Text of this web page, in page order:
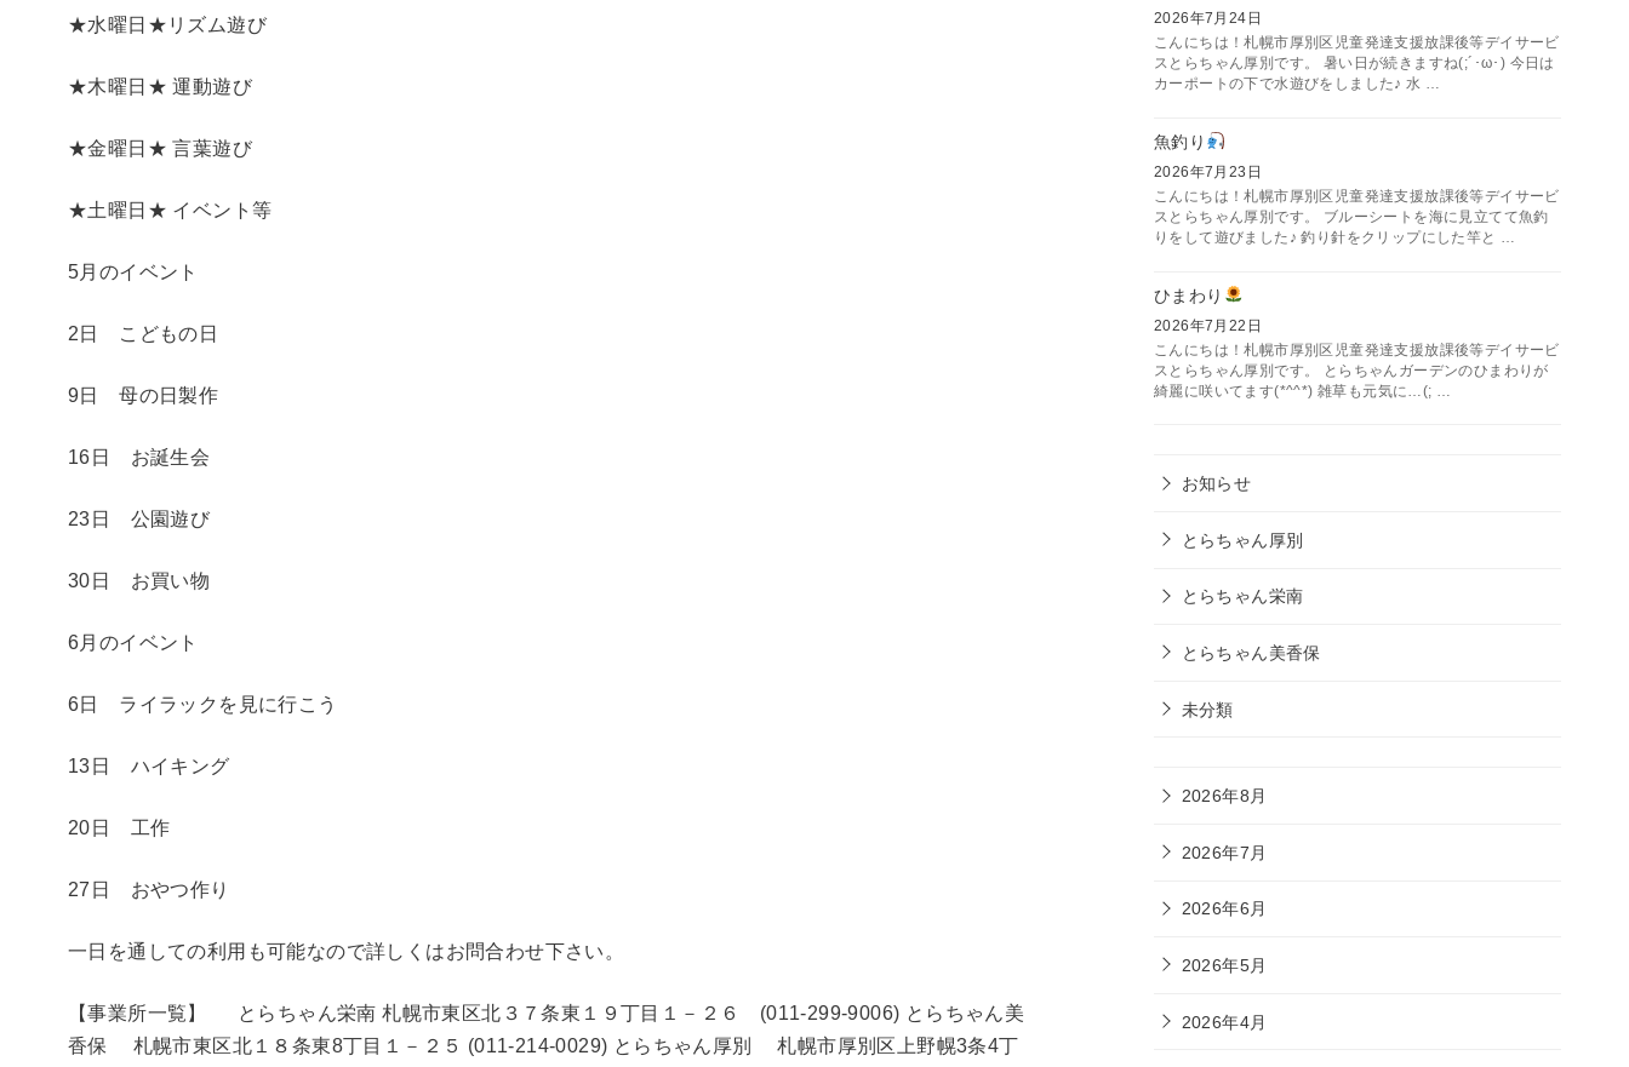
★水曜日★リズム遊び
★木曜日★ 運動遊び
★金曜日★ 言葉遊び
★土曜日★ イベント等
5月のイベント
2日 こどもの日
9日 母の日製作
16日 お誕生会
23日 公園遊び
30日 お買い物
6月のイベント
6日 ライラックを見に行こう
13日 ハイキング
20日 工作
27日 おやつ作り
一日を通しての利用も可能なので詳しくはお問合わせ下さい。
【事業所一覧】 とらちゃん栄南 札幌市東区北３７条東１９丁目１－２６ (011-299-9006) とらちゃん美
香保 札幌市東区北１８条東8丁目１－２５ (011-214-0029) とらちゃん厚別 札幌市厚別区上野幌3条4丁
2026年7月24日
こんにちは！札幌市厚別区児童発達支援放課後等デイサービ
スとらちゃん厚別です。 暑い日が続きますね(;´･ω･) 今日は
カーポートの下で水遊びをしました♪ 水 …
魚釣り
2026年7月23日
こんにちは！札幌市厚別区児童発達支援放課後等デイサービ
スとらちゃん厚別です。 ブルーシートを海に見立てて魚釣
りをして遊びました♪ 釣り針をクリップにした竿と …
ひまわり
2026年7月22日
こんにちは！札幌市厚別区児童発達支援放課後等デイサービ
スとらちゃん厚別です。 とらちゃんガーデンのひまわりが
綺麗に咲いてます(*^^*) 雑草も元気に…(; …
お知らせ
とらちゃん厚別
とらちゃん栄南
とらちゃん美香保
未分類
2026年8月
2026年7月
2026年6月
2026年5月
2026年4月